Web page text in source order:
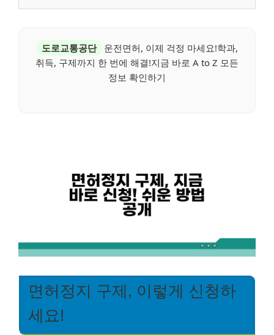
도로교통공단
운전면허, 이제 걱정 마세요!학과,
취득, 구제까지 한 번에 해결!지금 바로 A to Z 모든
정보 확인하기
면허정지 구제, 이렇게 신청하
세요!